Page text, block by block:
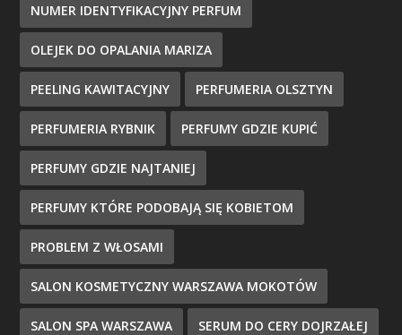
NUMER IDENTYFIKACYJNY PERFUM
OLEJEK DO OPALANIA MARIZA
PEELING KAWITACYJNY PERFUMERIA OLSZTYN
PERFUMERIA RYBNIK PERFUMY GDZIE KUPIĆ
PERFUMY GDZIE NAJTANIEJ
PERFUMY KTÓRE PODOBAJĄ SIĘ KOBIETOM
PROBLEM Z WŁOSAMI
SALON KOSMETYCZNY WARSZAWA MOKOTÓW
SALON SPA WARSZAWA SERUM DO CERY DOJRZAŁEJ